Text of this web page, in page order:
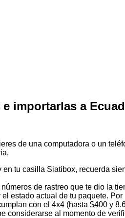
importarlas a
de una computadora o un
tu casilla Siatibox, recuerda
de rastreo que te dio la
estado actual de tu paquete.
con el 4x4 (hasta $400 y
considerarse al momento de